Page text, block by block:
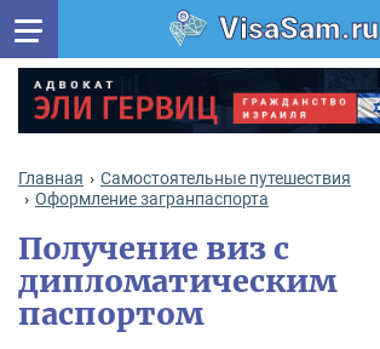
VisaSam.ru
Главная
Самостоятельные путешествия
Оформление загранпаспорта
Получение виз с
дипломатическим
паспортом